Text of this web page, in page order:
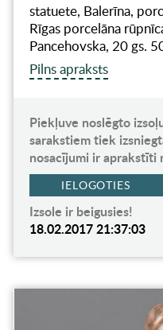
statuete, Balerīna,
Rīgas porcelāna
Pancehovska, 20 gs.
Pilns apraksts
Piekļuve noslēgto
sarakstiem tiek
nosacījumi ir aprakstīti
IELOGOTIES
Izsole ir beigusies!
18.02.2017 21:37:03